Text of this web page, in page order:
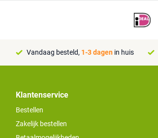
Vandaag besteld, 1-3 dagen in huis
Klantenservice
Bestellen
Zakelijk bestellen